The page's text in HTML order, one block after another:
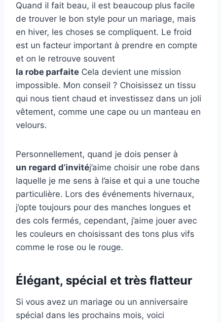
Quand il fait beau, il est beaucoup plus facile
de trouver le bon style pour un mariage, mais
en hiver, les choses se compliquent. Le froid
est un facteur important à prendre en compte
et on le retrouve souvent
la robe parfaite Cela devient une mission
impossible. Mon conseil ? Choisissez un tissu
qui nous tient chaud et investissez dans un joli
vêtement, comme une cape ou un manteau en
velours.
Personnellement, quand je dois penser à
un regard d’invitéj’aime choisir une robe dans
laquelle je me sens à l’aise et qui a une touche
particulière. Lors des événements hivernaux,
j’opte toujours pour des manches longues et
des cols fermés, cependant, j’aime jouer avec
les couleurs en choisissant des tons plus vifs
comme le rose ou le rouge.
Élégant, spécial et très flatteur
Si vous avez un mariage ou un anniversaire
spécial dans les prochains mois, voici